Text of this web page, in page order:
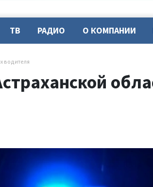
ТВ РАДИО О КОМПАНИИ
водителя